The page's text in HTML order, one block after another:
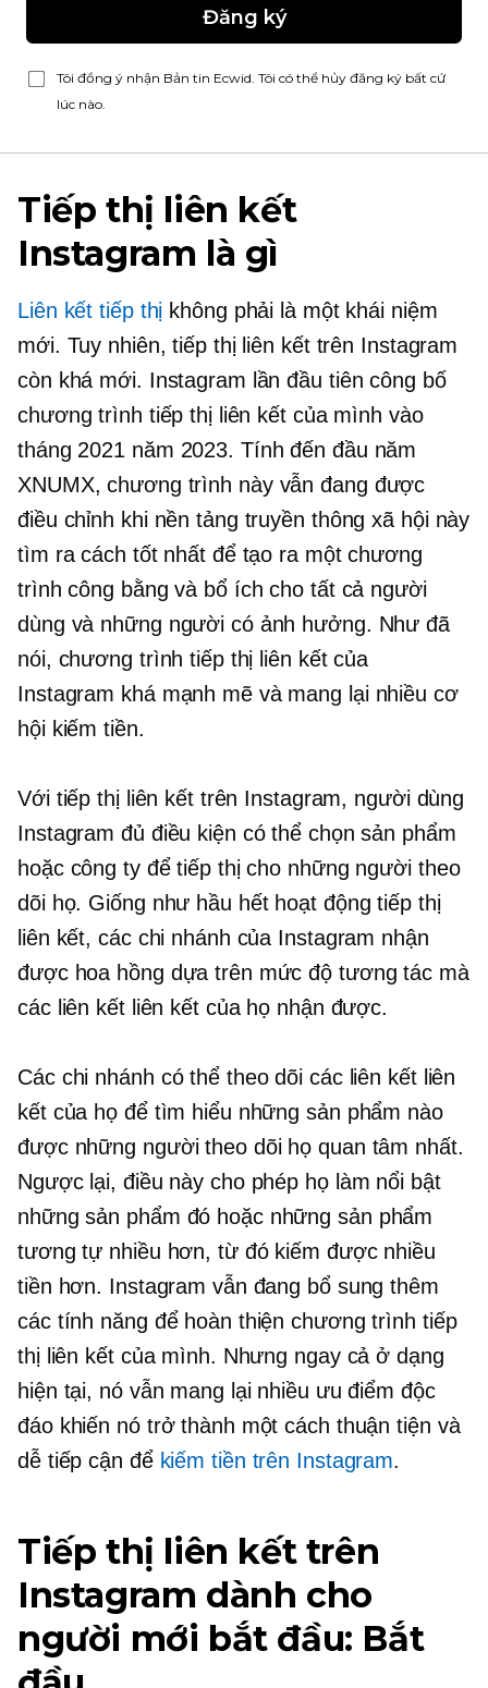
Đăng ký
Tôi đồng ý nhận Bản tin Ecwid. Tôi có thể hủy đăng ký bất cứ
lúc nào.
Tiếp thị liên kết
Instagram là gì
Liên kết tiếp thị không phải là một khái niệm
mới. Tuy nhiên, tiếp thị liên kết trên Instagram
còn khá mới. Instagram lần đầu tiên công bố
chương trình tiếp thị liên kết của mình vào
tháng 2021 năm 2023. Tính đến đầu năm
XNUMX, chương trình này vẫn đang được
điều chỉnh khi nền tảng truyền thông xã hội này
tìm ra cách tốt nhất để tạo ra một chương
trình công bằng và bổ ích cho tất cả người
dùng và những người có ảnh hưởng. Như đã
nói, chương trình tiếp thị liên kết của
Instagram khá mạnh mẽ và mang lại nhiều cơ
hội kiếm tiền.
Với tiếp thị liên kết trên Instagram, người dùng
Instagram đủ điều kiện có thể chọn sản phẩm
hoặc công ty để tiếp thị cho những người theo
dõi họ. Giống như hầu hết hoạt động tiếp thị
liên kết, các chi nhánh của Instagram nhận
được hoa hồng dựa trên mức độ tương tác mà
các liên kết liên kết của họ nhận được.
Các chi nhánh có thể theo dõi các liên kết liên
kết của họ để tìm hiểu những sản phẩm nào
được những người theo dõi họ quan tâm nhất.
Ngược lại, điều này cho phép họ làm nổi bật
những sản phẩm đó hoặc những sản phẩm
tương tự nhiều hơn, từ đó kiếm được nhiều
tiền hơn. Instagram vẫn đang bổ sung thêm
các tính năng để hoàn thiện chương trình tiếp
thị liên kết của mình. Nhưng ngay cả ở dạng
hiện tại, nó vẫn mang lại nhiều ưu điểm độc
đáo khiến nó trở thành một cách thuận tiện và
dễ tiếp cận để kiếm tiền trên Instagram.
Tiếp thị liên kết trên
Instagram dành cho
người mới bắt đầu: Bắt